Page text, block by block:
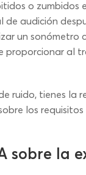
o zumbidos
audición
un sonómetro
proporcionar al
ruido, tienes la
los
sobre la